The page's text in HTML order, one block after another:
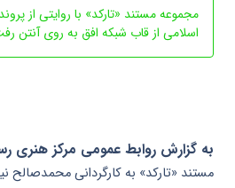
مجموعه مستند «تارکد» با روایتی از
اسلامی از قاب شبکه افق به روی آنتن
به گزارش روابط عمومی مرکز هنری
مستند «تارکد» به کارگردانی محمدصالح